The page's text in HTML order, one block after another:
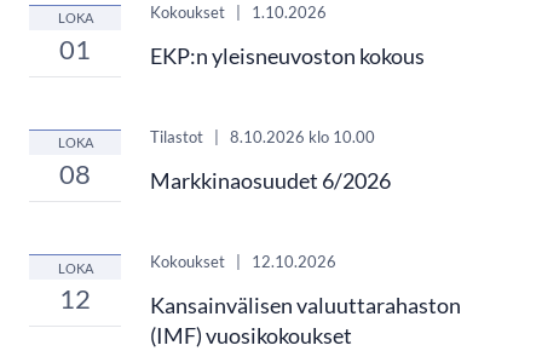
LOKA
01
Kokoukset 1.10.2026
EKP:n yleisneuvoston kokous
LOKA
08
Tilastot 8.10.2026 klo 10.00
Markkinaosuudet 6/2026
LOKA
12
Kokoukset 12.10.2026
Kansainvälisen valuuttarahaston
(IMF) vuosikokoukset